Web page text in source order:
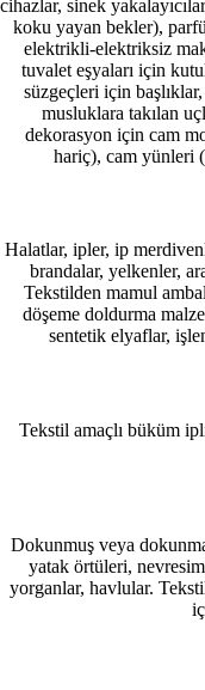
cihazlar, sinek
koku yayan bekler),
elektrikli-elektriksiz
tuvalet eşyaları için
süzgeçleri için
musluklara takılan
dekorasyon için cam
hariç), cam yünleri
Halatlar, ipler, ip
brandalar, yelkenler,
Tekstilden mamul
döşeme doldurma
sentetik elyaflar,
Tekstil amaçlı büküm
Dokunmuş veya
yatak örtüleri,
yorganlar, havlular.